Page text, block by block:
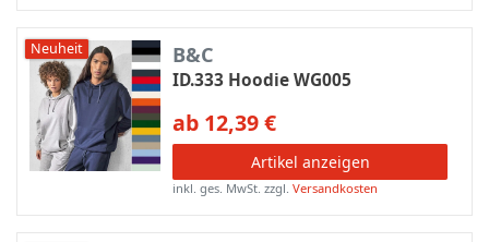
Neuheit B&C
ID.333 Hoodie WG005
ab 12,39 €
Artikel anzeigen
inkl. ges. MwSt. zzgl.Versandkosten